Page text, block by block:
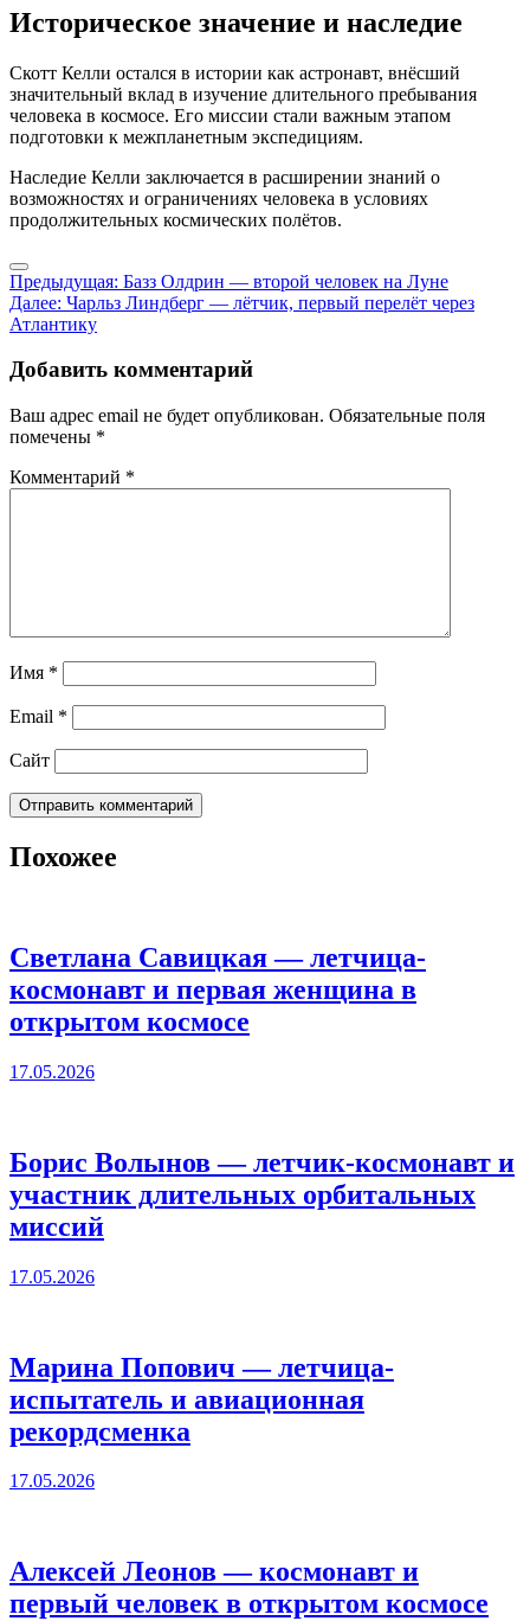
Историческое значение и наследие
Скотт Келли остался в истории как астронавт, внёсший
значительный вклад в изучение длительного пребывания
человека в космосе. Его миссии стали важным этапом
подготовки к межпланетным экспедициям.
Наследие Келли заключается в расширении знаний о
возможностях и ограничениях человека в условиях
продолжительных космических полётов.
Навигация
по
Предыдущая: Базз Олдрин — второй человек на Луне
Далее: Чарльз Линдберг — лётчик, первый перелёт через
Атлантику
Добавить комментарий
Ваш адрес email не будет опубликован. Обязательные поля
помечены *
Комментарий *
Имя *
Email *
Сайт
Похожее
Светлана Савицкая — летчица-
космонавт и первая женщина в
открытом космосе
17.05.2026
Борис Волынов — летчик-космонавт и
участник длительных орбитальных
миссий
17.05.2026
Марина Попович — летчица-
испытатель и авиационная
рекордсменка
17.05.2026
Алексей Леонов — космонавт и
первый человек в открытом космосе